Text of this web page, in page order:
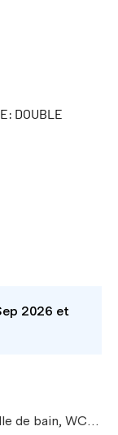
DOUBLE
2026 et
de bain, WC…